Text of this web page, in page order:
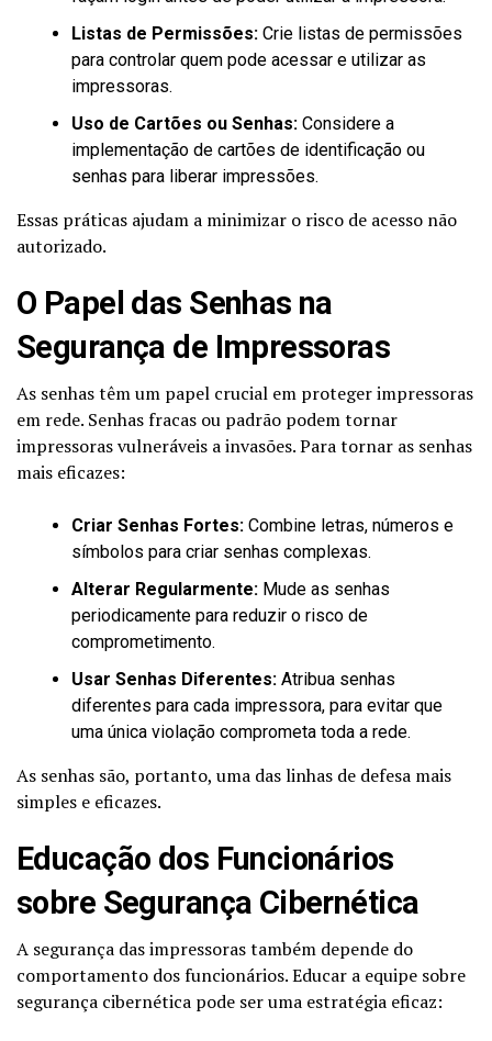
Listas de Permissões: Crie listas de permissões
para controlar quem pode acessar e utilizar as
impressoras.
Uso de Cartões ou Senhas: Considere a
implementação de cartões de identificação ou
senhas para liberar impressões.
Essas práticas ajudam a minimizar o risco de acesso não
autorizado.
O Papel das Senhas na
Segurança de Impressoras
As senhas têm um papel crucial em proteger impressoras
em rede. Senhas fracas ou padrão podem tornar
impressoras vulneráveis a invasões. Para tornar as senhas
mais eficazes:
Criar Senhas Fortes: Combine letras, números e
símbolos para criar senhas complexas.
Alterar Regularmente: Mude as senhas
periodicamente para reduzir o risco de
comprometimento.
Usar Senhas Diferentes: Atribua senhas
diferentes para cada impressora, para evitar que
uma única violação comprometa toda a rede.
As senhas são, portanto, uma das linhas de defesa mais
simples e eficazes.
Educação dos Funcionários
sobre Segurança Cibernética
A segurança das impressoras também depende do
comportamento dos funcionários. Educar a equipe sobre
segurança cibernética pode ser uma estratégia eficaz: